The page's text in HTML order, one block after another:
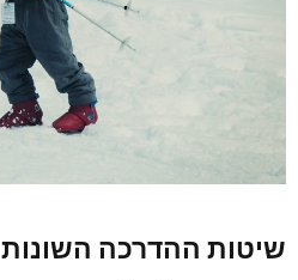
שיטות ההדרכה השונות